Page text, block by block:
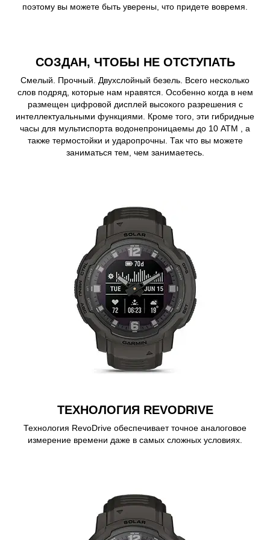
поэтому вы можете быть уверены, что придете вовремя.
СОЗДАН, ЧТОБЫ НЕ ОТСТУПАТЬ
Смелый. Прочный. Двухслойный безель. Всего несколько
слов подряд, которые нам нравятся. Особенно когда в нем
размещен цифровой дисплей высокого разрешения с
интеллектуальными функциями. Кроме того, эти гибридные
часы для мультиспорта водонепроницаемы до 10 ATM , а
также термостойки и ударопрочны. Так что вы можете
заниматься тем, чем занимаетесь.
ТЕХНОЛОГИЯ REVODRIVE
Технология RevoDrive обеспечивает точное аналоговое
измерение времени даже в самых сложных условиях.